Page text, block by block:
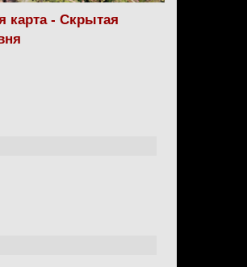
карта - Скрытая